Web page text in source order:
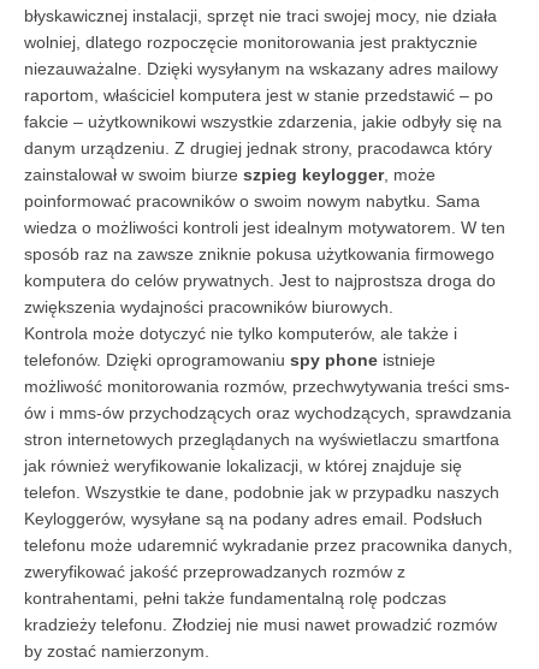
błyskawicznej instalacji, sprzęt nie traci swojej mocy, nie działa
wolniej, dlatego rozpoczęcie monitorowania jest praktycznie
niezauważalne. Dzięki wysyłanym na wskazany adres mailowy
raportom, właściciel komputera jest w stanie przedstawić – po
fakcie – użytkownikowi wszystkie zdarzenia, jakie odbyły się na
danym urządzeniu. Z drugiej jednak strony, pracodawca który
zainstalował w swoim biurze szpieg keylogger, może
poinformować pracowników o swoim nowym nabytku. Sama
wiedza o możliwości kontroli jest idealnym motywatorem. W ten
sposób raz na zawsze zniknie pokusa użytkowania firmowego
komputera do celów prywatnych. Jest to najprostsza droga do
zwiększenia wydajności pracowników biurowych.
Kontrola może dotyczyć nie tylko komputerów, ale także i
telefonów. Dzięki oprogramowaniu spy phone istnieje
możliwość monitorowania rozmów, przechwytywania treści sms-
ów i mms-ów przychodzących oraz wychodzących, sprawdzania
stron internetowych przeglądanych na wyświetlaczu smartfona
jak również weryfikowanie lokalizacji, w której znajduje się
telefon. Wszystkie te dane, podobnie jak w przypadku naszych
Keyloggerów, wysyłane są na podany adres email. Podsłuch
telefonu może udaremnić wykradanie przez pracownika danych,
zweryfikować jakość przeprowadzanych rozmów z
kontrahentami, pełni także fundamentalną rolę podczas
kradzieży telefonu. Złodziej nie musi nawet prowadzić rozmów
by zostać namierzonym.